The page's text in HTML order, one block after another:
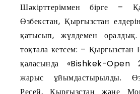
Шәкірттеріммен бірге –
Өзбекстан, Қырғызстан
қатысып, жүлдемен
тоқтала кетсем: – Қырғызстан
қаласында «Bishkek-Open
жарыс ұйымдастырылды.